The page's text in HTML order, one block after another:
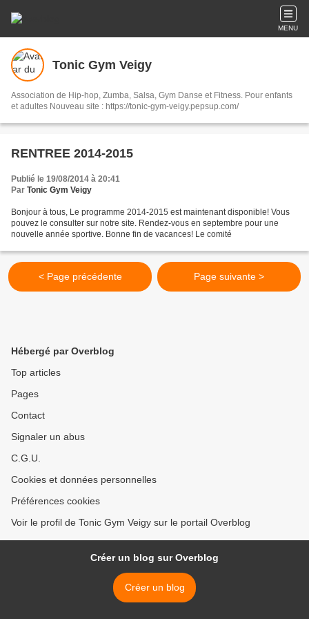
MENU
Tonic Gym Veigy
Association de Hip-hop, Zumba, Salsa, Gym Danse et Fitness. Pour enfants
et adultes Nouveau site : https://tonic-gym-veigy.pepsup.com/
RENTREE 2014-2015
Publié le 19/08/2014 à 20:41
Par Tonic Gym Veigy
Bonjour à tous, Le programme 2014-2015 est maintenant disponible! Vous
pouvez le consulter sur notre site. Rendez-vous en septembre pour une
nouvelle année sportive. Bonne fin de vacances! Le comité
< Page précédente Page suivante >
Hébergé par Overblog
Top articles
Pages
Contact
Signaler un abus
C.G.U.
Cookies et données personnelles
Préférences cookies
Voir le profil de Tonic Gym Veigy sur le portail Overblog
Créer un blog sur Overblog
Créer un blog